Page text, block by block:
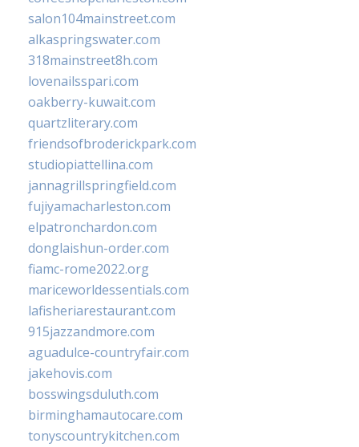
salon104mainstreet.com
alkaspringswater.com
318mainstreet8h.com
lovenailsspari.com
oakberry-kuwait.com
quartzliterary.com
friendsofbroderickpark.com
studiopiattellina.com
jannagrillspringfield.com
fujiyamacharleston.com
elpatronchardon.com
donglaishun-order.com
fiamc-rome2022.org
mariceworldessentials.com
lafisheriarestaurant.com
915jazzandmore.com
aguadulce-countryfair.com
jakehovis.com
bosswingsduluth.com
birminghamautocare.com
tonyscountrykitchen.com